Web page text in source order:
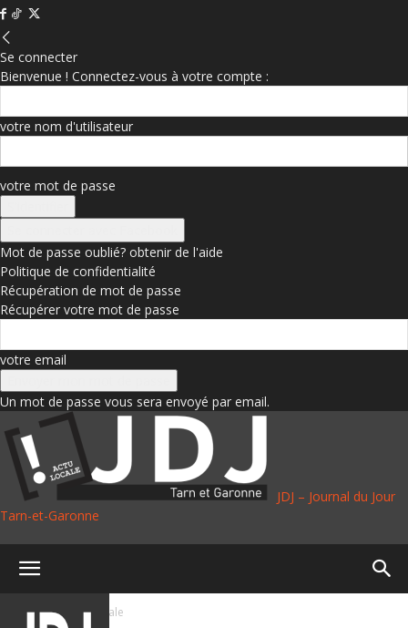
Se connecter
Bienvenue ! Connectez-vous à votre compte :
votre nom d'utilisateur
votre mot de passe
Mot de passe oublié? obtenir de l'aide
Politique de confidentialité
Récupération de mot de passe
Récupérer votre mot de passe
votre email
Un mot de passe vous sera envoyé par email.
JDJ – Journal du Jour
Tarn-et-Garonne
Accueil Vie Locale